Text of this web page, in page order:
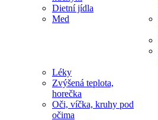
Dietní jídla
Med
Léky
Zvýšená teplota,
horečka
Oči, víčka, kruhy pod
očima